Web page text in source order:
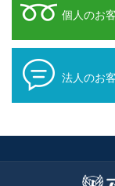
個人のお
法人のお